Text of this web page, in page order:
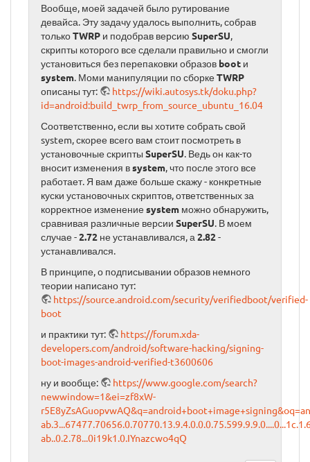
Вообще, моей задачей было рутирование
девайса. Эту задачу удалось выполнить, собрав
толькоTWRP и подобрав версию SuperSU
скрипты которого все сделали правильно и смогли
установиться без перепаковки образов boot и
system . Моми манипуляции по сборке TWRP
описаны тут:
https://wiki.autosys.tk/doku.php?
id=android:build_twrp_from_source_ubuntu_16.04
Соответственно, если вы хотите собрать свой
system, скорее всего вам стоит посмотреть в
установочные скрипты SuperSU . Ведь он как-то
вносит изменения вsystem , что после этого все
работает. Я вам даже больше скажу - конкретные
куски установочных скриптов, ответственных за
корректное изменение system можно обнаружить,
сравнивая различные версии SuperSU . В моем
случае -2.72 не устанавливался, а 2.82 -
устанавливался.
В принципе, о подписывании образов немного
теории написано тут:
https://source.android.com/security/verifiedboot/verified-
boot
и практики тут:
https://forum.xda-
developers.com/android/software-hacking/signing-
boot-images-android-verified-t3600606
ну и вообще:
https://www.google.com/search?
newwindow=1&ei=zf8xW-
ab..0.2.78...0i19k1.0.IYnazcwo4qQ